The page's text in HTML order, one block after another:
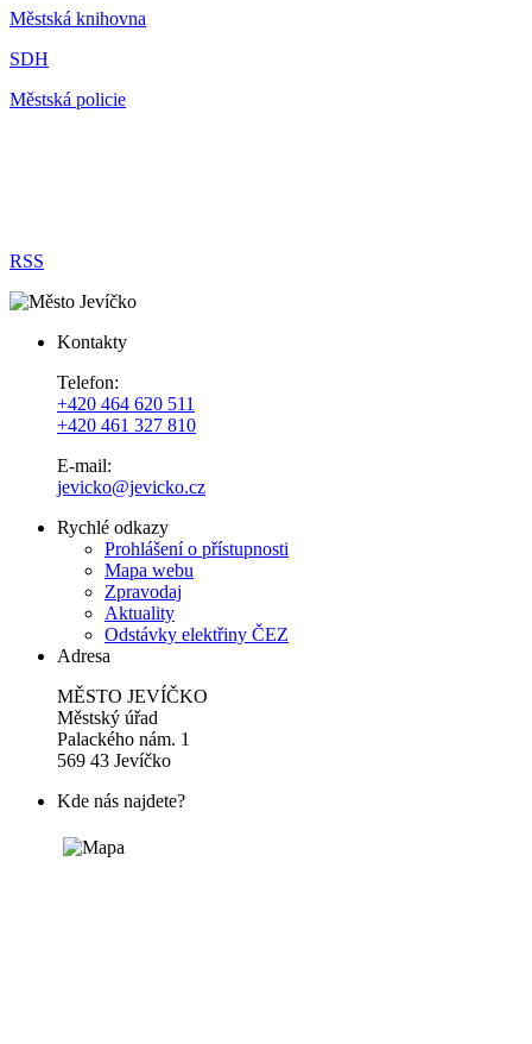
Městská knihovna
SDH
Městská policie
RSS
Kontakty
Telefon:
+420 464 620 511
+420 461 327 810
E-mail:
jevicko@jevicko.cz
Rychlé odkazy
Prohlášení o přístupnosti
Mapa webu
Zpravodaj
Aktuality
Odstávky elektřiny ČEZ
Adresa
MĚSTO JEVÍČKO
Městský úřad
Palackého nám. 1
569 43 Jevíčko
Kde nás najdete?